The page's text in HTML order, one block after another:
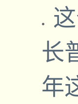
长
年